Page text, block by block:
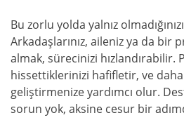
Bu zorlu yolda yalnız
Arkadaşlarınız, aileniz ya da bir
almak, sürecinizi hızlandırabilir.
hissettiklerinizi hafifletir, ve daha
geliştirmenize yardımcı olur.
sorun yok, aksine cesur bir